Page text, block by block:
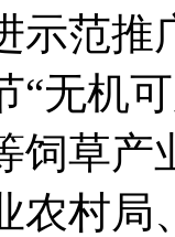
示范
“无机
饲草产
农村局